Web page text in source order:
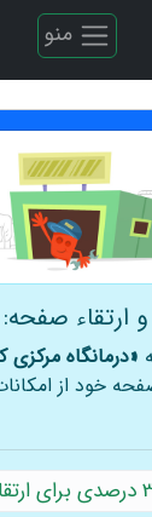
منو
ارتقاء صفحه:
«درمانگاه مرکزی
خود از